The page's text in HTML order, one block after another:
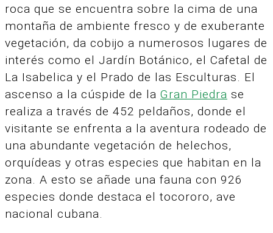
roca que se encuentra sobre la cima de una
montaña de ambiente fresco y de exuberante
vegetación, da cobijo a numerosos lugares de
interés como el Jardín Botánico, el Cafetal de
La Isabelica y el Prado de las Esculturas. El
ascenso a la cúspide de la Gran Piedra se
realiza a través de 452 peldaños, donde el
visitante se enfrenta a la aventura rodeado de
una abundante vegetación de helechos,
orquídeas y otras especies que habitan en la
zona. A esto se añade una fauna con 926
especies donde destaca el tocororo, ave
nacional cubana.